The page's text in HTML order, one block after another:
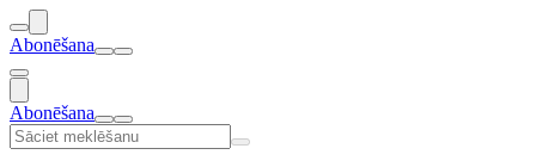
Abonēšana
Abonēšana